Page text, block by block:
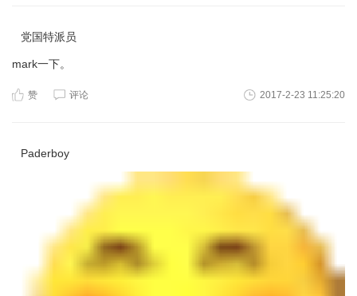
党国特派员
mark一下。
赞 评论 2017-2-23 11:25:20
Paderboy